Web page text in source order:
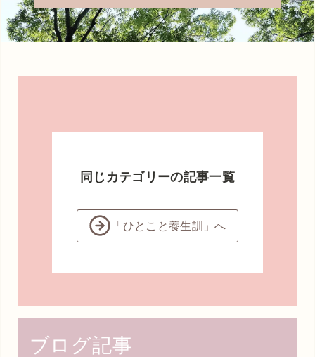
同じカテゴリーの記事一覧
「ひとこと養生訓」へ
ブログ記事